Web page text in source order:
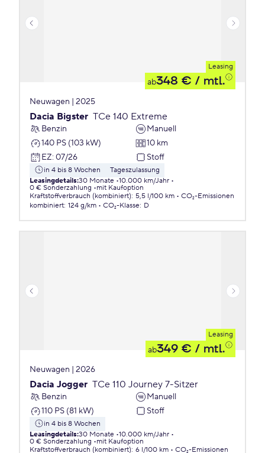
Leasing
ab348 € / mtl.
Neuwagen | 2025
Dacia Bigster TCe 140 Extreme
Benzin
Manuell
140 PS (103 kW)
10 km
EZ: 07/26 Stoff
in 4 bis 8 Wochen
Tageszulassung
Leasingdetails:30 Monate 10.000 km/Jahr
0 € Sonderzahlung
mit Kaufoption
Kraftstoffverbrauch (kombiniert): 5,5 l/100 km
CO₂-Emissionen
kombiniert: 124 g/km CO₂-Klasse: D
Leasing
ab349 € / mtl.
Neuwagen | 2026
Dacia Jogger TCe 110 Journey 7-Sitzer
Benzin
Manuell
110 PS (81 kW)
Stoff
in 4 bis 8 Wochen
Leasingdetails:30 Monate 10.000 km/Jahr
0 € Sonderzahlung
mit Kaufoption
Kraftstoffverbrauch (kombiniert): 6 l/100 km CO₂-Emissionen